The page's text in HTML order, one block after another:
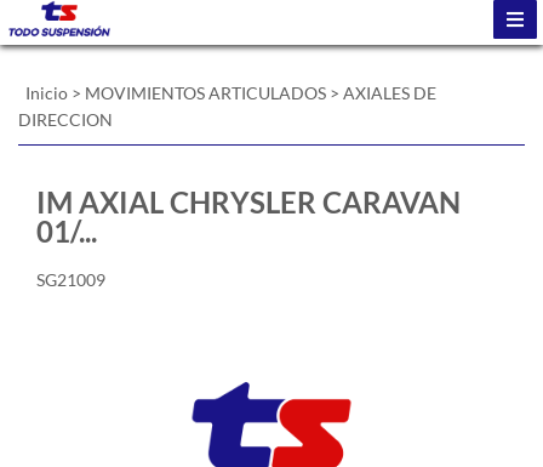
Inicio > MOVIMIENTOS ARTICULADOS > AXIALES DE
DIRECCION
IM AXIAL CHRYSLER CARAVAN
01/...
SG21009